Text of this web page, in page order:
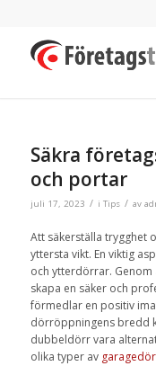
Säkra
och portar
juli 17, 2023 / i Tips / av
Att säkerställa trygghet
yttersta vikt. En viktig
och ytterdörrar. Genom
skapa en säker och
förmedlar en positiv
dörröppningens bredd
dubbeldörr vara
olika typer av